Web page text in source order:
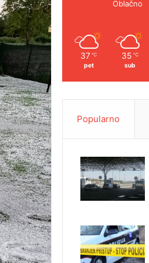
Oblačno
37 ℃
pet
35 ℃
sub
Popularno